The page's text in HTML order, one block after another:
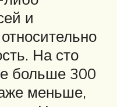
и
На сто
больше 300
меньше,